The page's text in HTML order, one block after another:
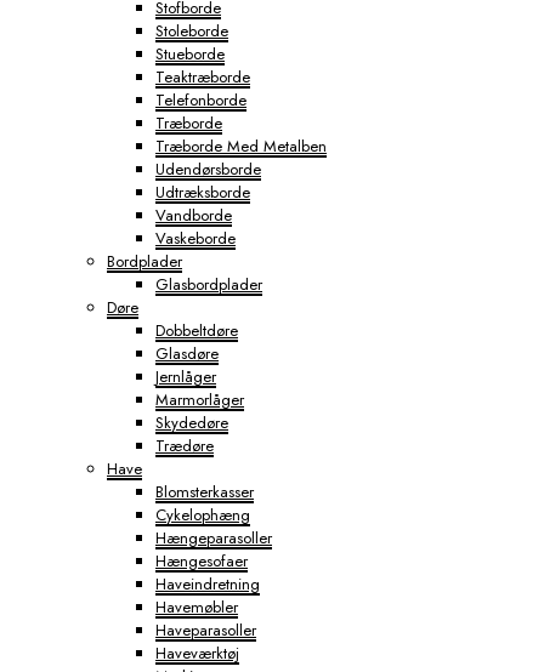
Stofborde
Stoleborde
Stueborde
Teaktræborde
Telefonborde
Træborde
Træborde Med Metalben
Udendørsborde
Udtræksborde
Vandborde
Vaskeborde
Bordplader
Glasbordplader
Døre
Dobbeltdøre
Glasdøre
Jernlåger
Marmorlåger
Skydedøre
Trædøre
Have
Blomsterkasser
Cykelophæng
Hængeparasoller
Hængesofaer
Haveindretning
Havemøbler
Haveparasoller
Haveværktøj